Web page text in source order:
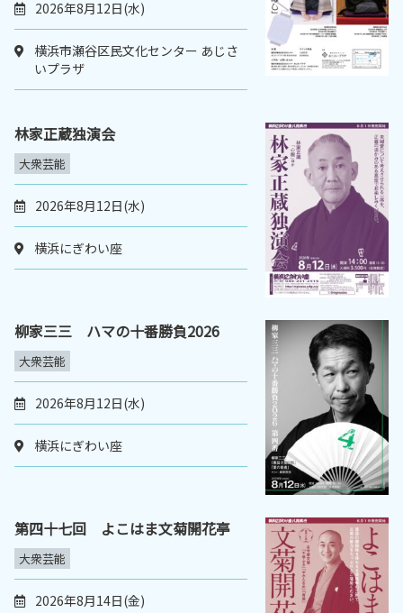
2026年8月12日(水)
横浜市瀬谷区民文化センター あじさ
いプラザ
林家正蔵独演会
大衆芸能
2026年8月12日(水)
横浜にぎわい座
柳家三三 ハマの十番勝負2026
大衆芸能
2026年8月12日(水)
横浜にぎわい座
第四十七回 よこはま文菊開花亭
大衆芸能
2026年8月14日(金)